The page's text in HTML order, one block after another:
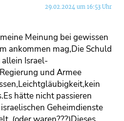
29.02.2024 um 16:53 Uhr
Meinung bei gewissen
ankommen mag,Die Schuld
Israel-
und Armee
hätte nicht passieren
Geheimdienste